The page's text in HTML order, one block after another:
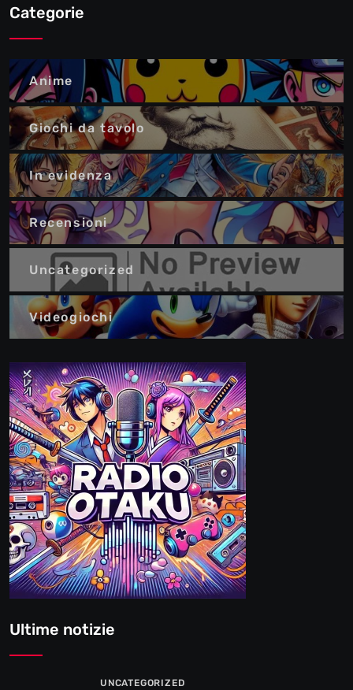
Categorie
Anime
Giochi da tavolo
In evidenza
Recensioni
Uncategorized
Videogiochi
Ultime notizie
UNCATEGORIZED